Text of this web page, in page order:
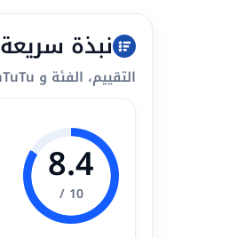
نبذة سريعة
التقييم، الفئة و AnTuTu.
8.4
10 /